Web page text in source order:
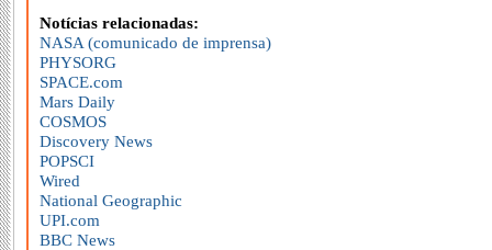
Notícias relacionadas:
NASA (comunicado de imprensa)
PHYSORG
SPACE.com
Mars Daily
COSMOS
Discovery News
POPSCI
Wired
National Geographic
UPI.com
BBC News